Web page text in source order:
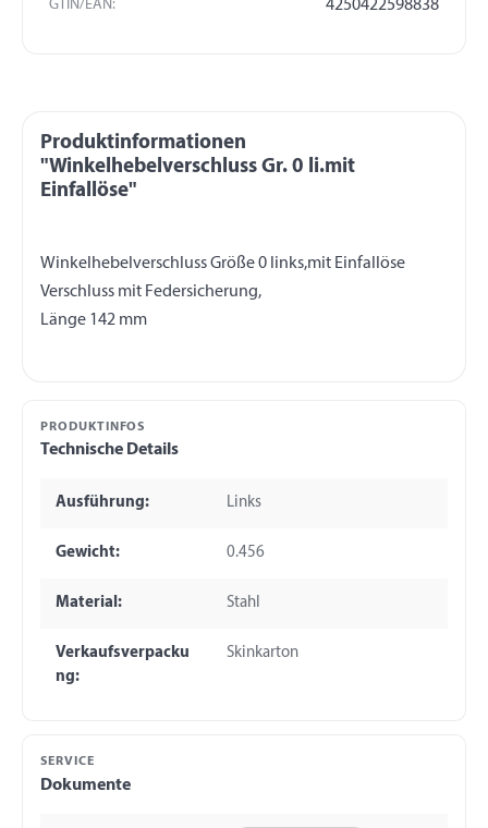
GTIN/EAN: 4250422598838
Produktinformationen
"Winkelhebelverschluss Gr. 0 li.mit
Einfallöse"
Winkelhebelverschluss Größe 0 links,mit Einfallöse
Verschluss mit Federsicherung,
PRODUKTINFOS
Technische Details
Ausführung: Links
Gewicht: 0.456
Material: Stahl
Verkaufsverpacku
ng:
Skinkarton
SERVICE
Dokumente